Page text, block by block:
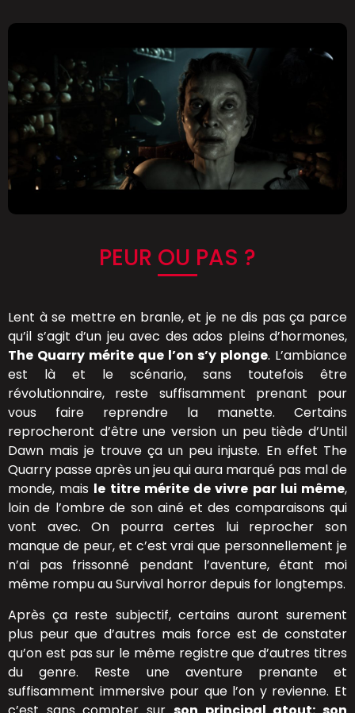
PEUR OU PAS ?
Lent à se mettre en branle, et je ne dis pas ça parce
qu’il s’agit d’un jeu avec des ados pleins d’hormones,
The Quarry mérite que l’on s’y plonge. L’ambiance
est là et le scénario, sans toutefois être
révolutionnaire, reste suffisamment prenant pour
vous faire reprendre la manette. Certains
reprocheront d’être une version un peu tiède d’Until
Dawn mais je trouve ça un peu injuste. En effet The
Quarry passe après un jeu qui aura marqué pas mal de
monde, mais le titre mérite de vivre par lui même,
loin de l’ombre de son ainé et des comparaisons qui
vont avec. On pourra certes lui reprocher son
manque de peur, et c’est vrai que personnellement je
n’ai pas frissonné pendant l’aventure, étant moi
même rompu au Survival horror depuis for longtemps.
Après ça reste subjectif, certains auront surement
plus peur que d’autres mais force est de constater
qu’on est pas sur le même registre que d’autres titres
du genre. Reste une aventure prenante et
suffisamment immersive pour que l’on y revienne. Et